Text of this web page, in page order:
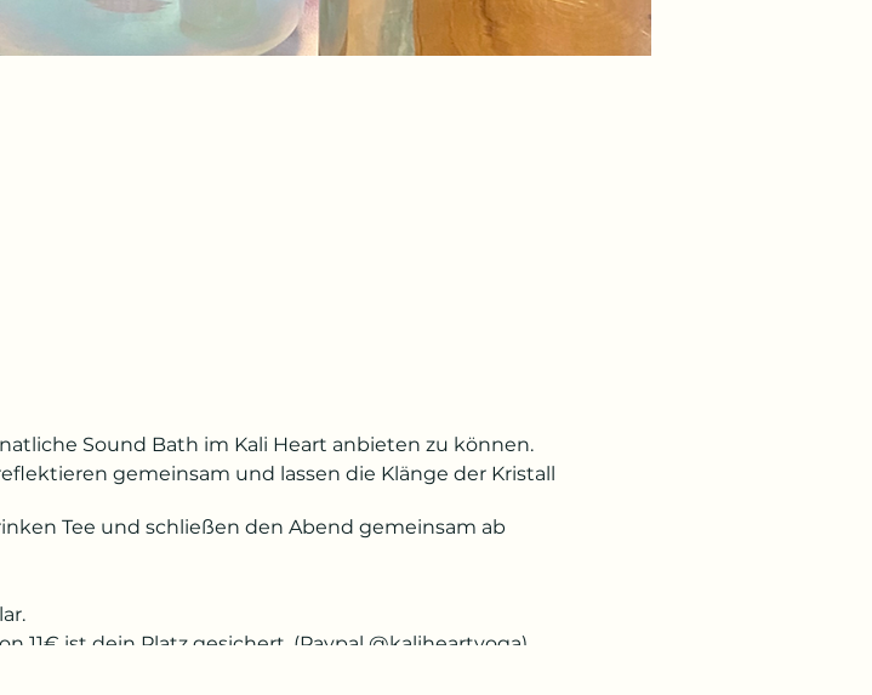
Sound Bath im Kali Heart anbieten zu können.
gemeinsam und lassen die Klänge der Kristall
Tee und schließen den Abend gemeinsam ab
11€ ist dein Platz gesichert. (Paypal @kaliheartyoga).